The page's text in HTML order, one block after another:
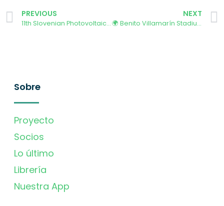
PREVIOUS
11th Slovenian Photovoltaic Conference SLO-PV 2025
NEXT
🌍 Benito Villamarín Stadium Hosts Key Climate and Social Inclusion Event
Sobre
Proyecto
Socios
Lo último
Librería
Nuestra App